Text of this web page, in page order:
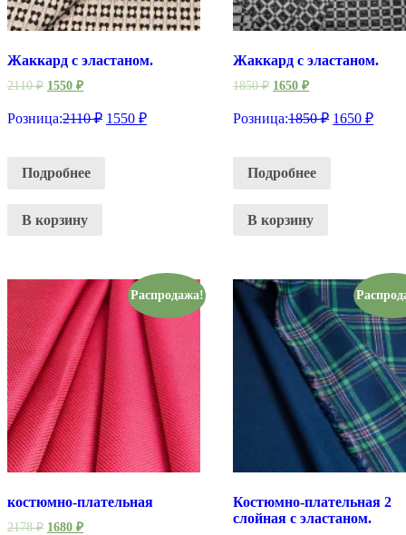
Жаккард с эластаном.
2110₽ 1550 ₽
Розница:2110₽ 1550 ₽
Подробнее
В корзину
Жаккард с эластаном.
1850₽ 1650₽
Розница:1850₽ 1650₽
Подробнее
В корзину
Распродажа!
костюмно-плательная
2178₽ 1680 ₽
Костюмно-плательная 2
слойная с эластаном.